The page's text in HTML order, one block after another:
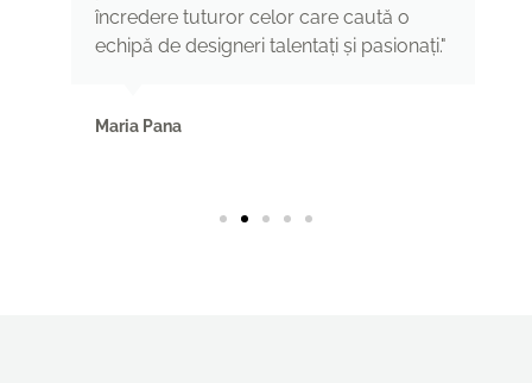
încredere tuturor celor care caută o
echipă de designeri talentați și pasionați."
Maria Pana